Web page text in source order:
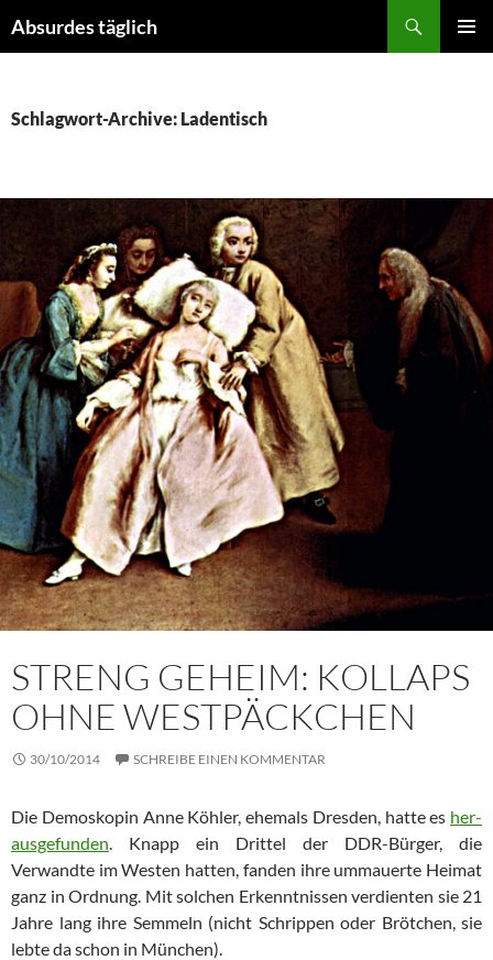
Absurdes täglich
Schlagwort-Archive: Ladentisch
STRENG GEHEIM: KOLLAPS
OHNE WESTPÄCKCHEN
30/10/2014 SCHREIBE EINEN KOMMENTAR
Die Demoskopin Anne Köhler, ehemals Dresden, hatte es her­
aus­ge­fun­den. Knapp ein Drittel der DDR-Bürger, die
Verwandte im Wes­ten hatten, fanden ihre ummauerte Heimat
ganz in Ordnung. Mit solchen Erkenntnissen verdienten sie 21
Jahre lang ihre Sem­meln (nicht Schrippen oder Brötchen, sie
lebte da schon in Mün­chen).